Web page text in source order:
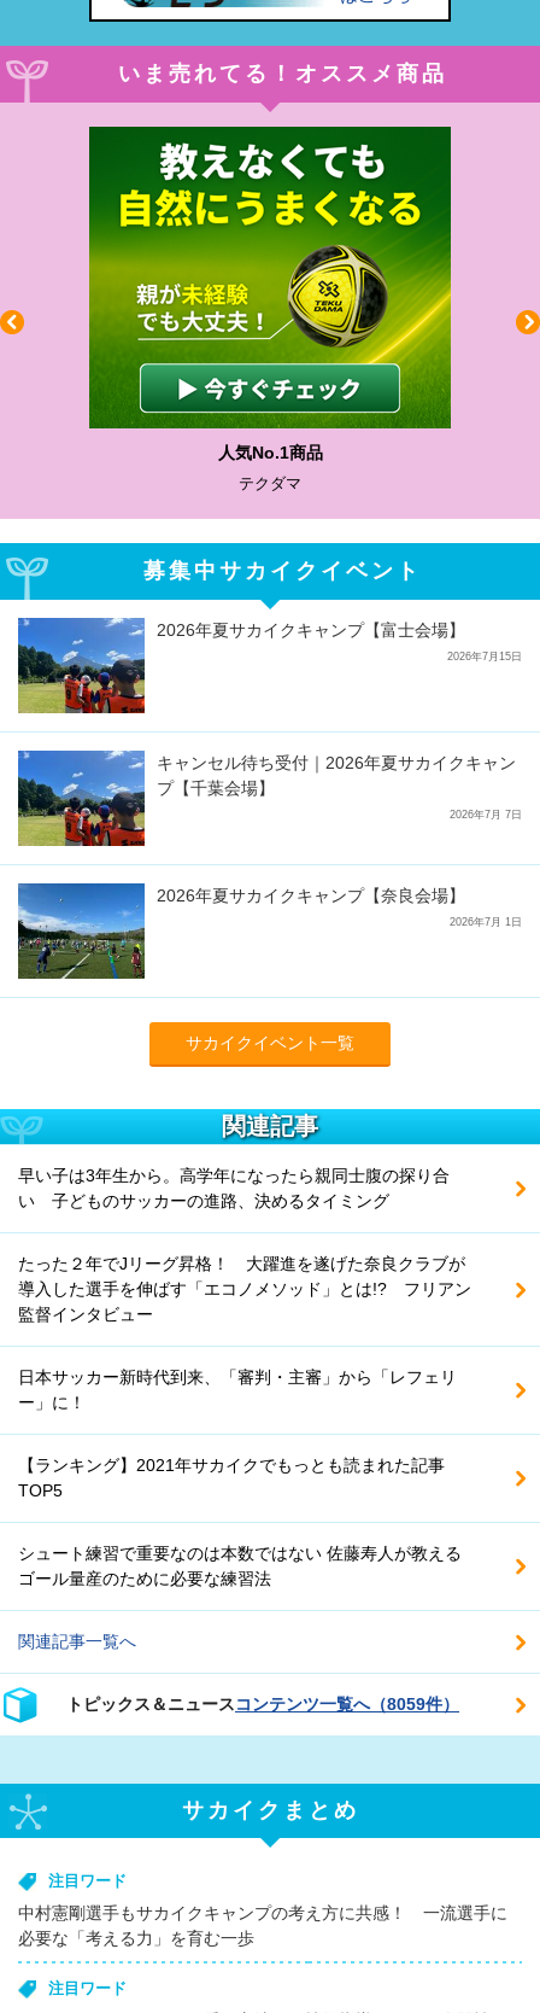
いま売れてる！オススメ商品
人気No.1商品
テクダマ
募集中サカイクイベント
2026年夏サカイクキャンプ【富士会場】
2026年7月15日
キャンセル待ち受付｜2026年夏サカイクキャン
プ【千葉会場】
2026年7月 7日
2026年夏サカイクキャンプ【奈良会場】
2026年7月 1日
サカイクイベント一覧
関連記事
早い子は3年生から。高学年になったら親同士腹の探り合
い 子どものサッカーの進路、決めるタイミング
たった２年でJリーグ昇格！ 大躍進を遂げた奈良クラブが
導入した選手を伸ばす「エコノメソッド」とは!? フリアン
監督インタビュー
日本サッカー新時代到来、「審判・主審」から「レフェリ
ー」に！
【ランキング】2021年サカイクでもっとも読まれた記事
TOP5
シュート練習で重要なのは本数ではない 佐藤寿人が教える
ゴール量産のために必要な練習法
関連記事一覧へ
トピックス＆ニュースコンテンツ一覧へ（8059件）
サカイクまとめ
注目ワード
中村憲剛選手もサカイクキャンプの考え方に共感！ 一流選手に
必要な「考える力」を育む一歩
注目ワード